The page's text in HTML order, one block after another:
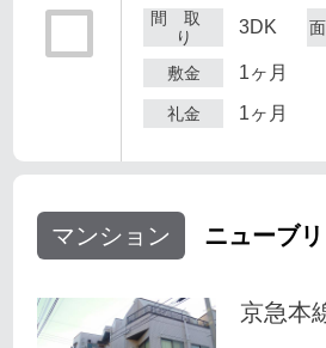
間 取
り
3DK
敷金 1ヶ月
礼金 1ヶ月
マンション ニューブ
京急本